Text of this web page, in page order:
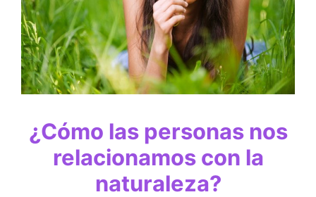
¿Cómo las personas nos
relacionamos con la
naturaleza?